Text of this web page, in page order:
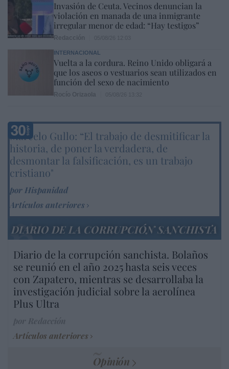
Invasión de Ceuta. Vecinos denuncian la
violación en manada de una inmigrante
irregular menor de edad: “Hay testigos”
INTERNACIONAL
Vuelta a la cordura. Reino Unido obligará a
que los aseos o vestuarios sean utilizados en
función del sexo de nacimiento
Marcelo Gullo: “El trabajo de desmitificar la
historia, de poner la verdadera, de
desmontar la falsificación, es un trabajo
cristiano"
por Hispanidad
Artículos anteriores
DIARIO DE LA CORRUPCIÓN SANCHISTA
Diario de la corrupción sanchista. Bolaños
se reunió en el año 2025 hasta seis veces
con Zapatero, mientras se desarrollaba la
investigación judicial sobre la aerolínea
Plus Ultra
Artículos anteriores
Opinión